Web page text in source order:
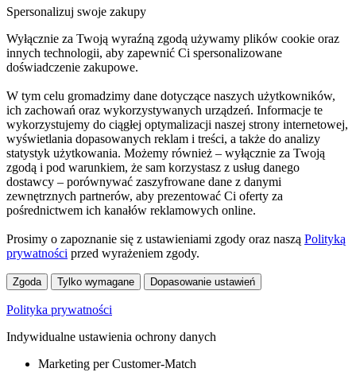
Spersonalizuj swoje zakupy
Wyłącznie za Twoją wyraźną zgodą używamy plików cookie oraz
innych technologii, aby zapewnić Ci spersonalizowane
doświadczenie zakupowe.
W tym celu gromadzimy dane dotyczące naszych użytkowników,
ich zachowań oraz wykorzystywanych urządzeń. Informacje te
wykorzystujemy do ciągłej optymalizacji naszej strony internetowej,
wyświetlania dopasowanych reklam i treści, a także do analizy
statystyk użytkowania. Możemy również – wyłącznie za Twoją
zgodą i pod warunkiem, że sam korzystasz z usług danego
dostawcy – porównywać zaszyfrowane dane z danymi
zewnętrznych partnerów, aby prezentować Ci oferty za
pośrednictwem ich kanałów reklamowych online.
Prosimy o zapoznanie się z ustawieniami zgody oraz naszą Polityką
prywatności przed wyrażeniem zgody.
Zgoda Tylko wymagane Dopasowanie ustawień
Polityka prywatności
Indywidualne ustawienia ochrony danych
Marketing per Customer-Match